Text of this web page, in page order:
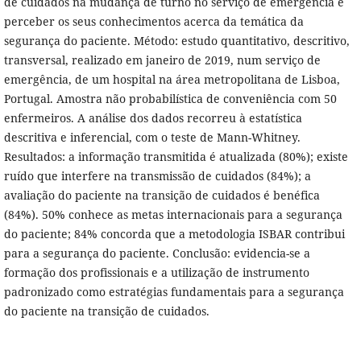
perceber os seus conhecimentos acerca da temática da
segurança do paciente. Método: estudo quantitativo, descritivo,
transversal, realizado em janeiro de 2019, num serviço de
emergência, de um hospital na área metropolitana de Lisboa,
Portugal. Amostra não probabilística de conveniência com 50
enfermeiros. A análise dos dados recorreu à estatística
descritiva e inferencial, com o teste de Mann-Whitney.
Resultados: a informação transmitida é atualizada (80%); existe
ruído que interfere na transmissão de cuidados (84%); a
avaliação do paciente na transição de cuidados é benéfica
(84%). 50% conhece as metas internacionais para a segurança
do paciente; 84% concorda que a metodologia ISBAR contribui
para a segurança do paciente. Conclusão: evidencia-se a
formação dos profissionais e a utilização de instrumento
padronizado como estratégias fundamentais para a segurança
do paciente na transição de cuidados.